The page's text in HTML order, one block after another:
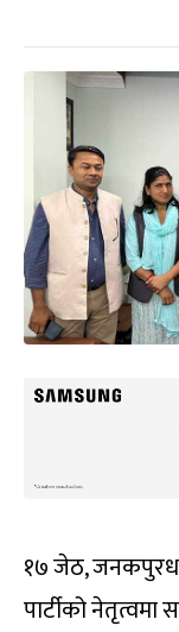
१७ जेठ,
पार्टीको